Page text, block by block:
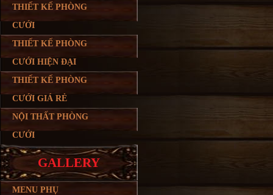
THIẾT KẾ PHÒNG
CƯỚI
THIẾT KẾ PHÒNG
CƯỚI HIỆN ĐẠI
THIẾT KẾ PHÒNG
CƯỚI GIÁ RẺ
NỘI THẤT PHÒNG
CƯỚI
GALLERY
MENU PHỤ